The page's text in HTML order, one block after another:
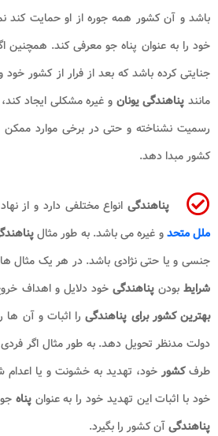
باشد و آن کشور همه جوره از او حمایت کند
خود را به عنوان پناه جو معرفی کند. همچنین
جنایتی کرده باشد که بعد از فرار از کشور خود
مانند پناهندگی یونان و غیره مشکلی ایجاد
رسمیت نشناخته و حتی در برخی موارد ممکن
کشور مبدا دهد.
پناهندگی انواع مختلفی دارد و از
ملل متحدو غیره می باشد. به طور مثال
جنسی و یا حتی نژادی باشد. در هر یک مثال
شرایطبودنپناهندگی خود دلایل و اهداف
بهترین کشور برای پناهندگیرا اثبات و آن ها
دولت مدنظر تحویل دهد. به طور مثال اگر
طرفکشورخود، تهدید به خشونت و یا اعدام
خود با اثبات این تهدید خود را به عنوانپناه
پناهندگیآن کشور را بگیرد.